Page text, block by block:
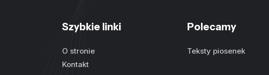
Szybkie linki
O stronie
Kontakt
Polecamy
Teksty piosenek